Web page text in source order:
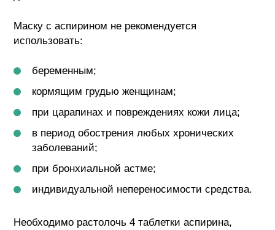
Маску с аспирином не рекомендуется
использовать:
беременным;
кормящим грудью женщинам;
при царапинах и повреждениях кожи лица;
в период обострения любых хронических
заболеваний;
при бронхиальной астме;
индивидуальной непереносимости средства.
Необходимо растолочь 4 таблетки аспирина,